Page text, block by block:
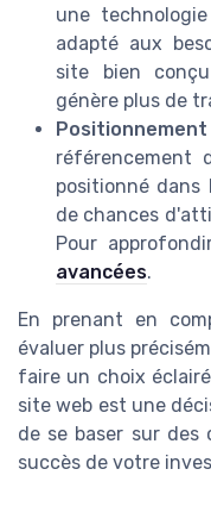
une
adapté aux
site bien
génère plus de
référencement
positionné
de chances
Pour
avancées.
En prenant en
évaluer plus
faire un choix
site web est une
de se baser sur
succès de votre